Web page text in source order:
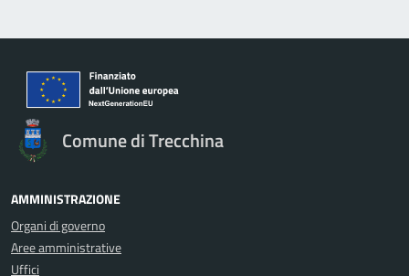
Comune di Trecchina
AMMINISTRAZIONE
Organi di governo
Aree amministrative
Uffici